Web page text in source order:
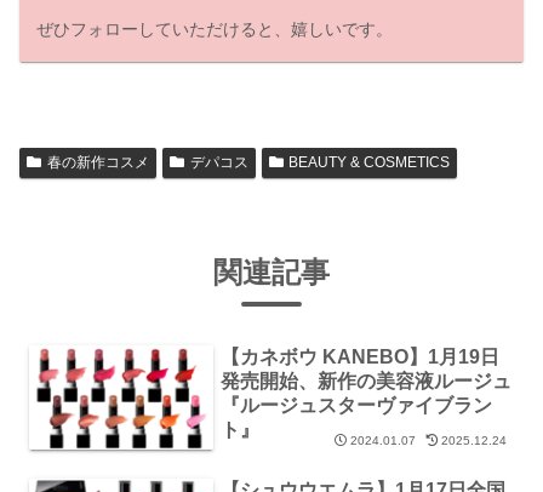
ぜひフォローしていただけると、嬉しいです。
春の新作コスメ デパコス BEAUTY & COSMETICS
関連記事
【カネボウ KANEBO】1月19日
発売開始、新作の美容液ルージュ
『ルージュスターヴァイブラン
ト』
2024.01.07 2025.12.24